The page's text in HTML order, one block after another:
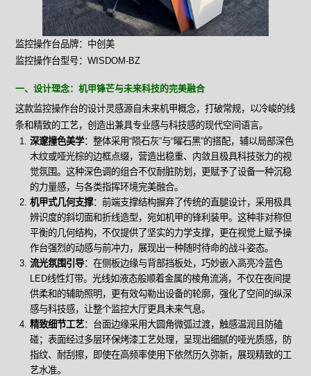
监控操作台品牌：中创美
监控操作台型号：WISDOM-BZ
一、设计理念：机甲锋芒与未来科技的完美融合
这款监控操作台的设计灵感源自未来机甲概念，打破常规，以冷峻的线
条和精致的工艺，创造出兼具专业感与科技感的现代空间语言。
深邃撞色美学：整体采用“陨石灰”与“曜石黑”的搭配，辅以局部深色
木纹或哑光棕的边框点缀，营造出稳重、内敛且极具科技张力的视
觉氛围。这种深色调的组合不仅耐脏防划，更赋予了设备一种沉稳
的力量感，与各类指挥环境完美融合。
机甲式几何支撑：前端支撑结构摒弃了传统的直腿设计，采用极具
辨识度的斜切面和折线造型，宛如机甲的锋利装甲。这种非对称但
平衡的几何结构，不仅提供了坚实的力学支撑，更在视觉上赋予操
作台强烈的动感与前冲力，展现出一种随时待命的战斗姿态。
流光氛围引导：在侧板边缘与背部挡板处，巧妙嵌入高亮冷蓝色
LED线性灯带。光线如液态般顺着金属的棱角流淌，不仅在夜间提
供柔和的辅助照明，更有效勾勒出设备的轮廓，强化了空间的纵深
感与科技感，让整个监控大厅更具未来气息。
精致细节工艺：台面边缘采用大圆角微弧过渡，触感温润且防磕
碰；表面经过多层环保烤漆工艺处理，呈现出细腻的哑光质感，防
指纹、耐刮擦，即使在高频率使用下依然历久弥新，展现精致的工
艺水准。